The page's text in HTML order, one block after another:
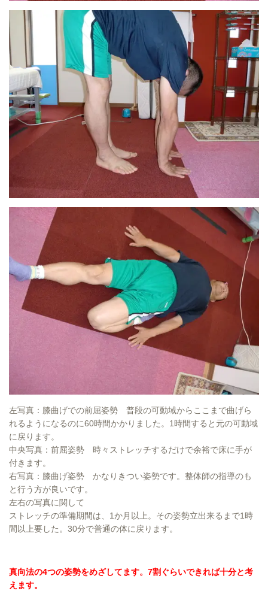
左写真：膝曲げでの前屈姿勢 普段の可動域からここまで曲げら
れるようになるのに60時間かかりました。1時間すると元の可動域
に戻ります。
中央写真：前屈姿勢 時々ストレッチするだけで余裕で床に手が
付きます。
右写真：膝曲げ姿勢 かなりきつい姿勢です。整体師の指導のも
と行う方が良いです。
左右の写真に関して
ストレッチの準備期間は、1か月以上。その姿勢立出来るまで1時
間以上要した。30分で普通の体に戻ります。
真向法の4つの姿勢をめざしてます。7割ぐらいできれば十分と考
えます。